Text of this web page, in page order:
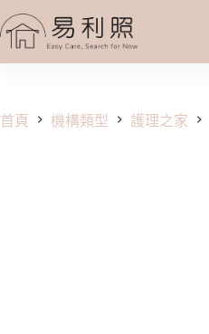
至
容
首頁 機構類型 護理之家